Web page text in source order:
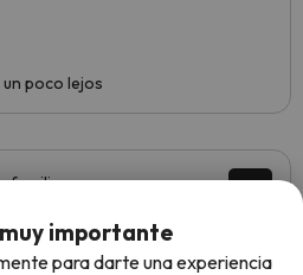
poco lejos
9.1
familia
importante
para darte una experiencia